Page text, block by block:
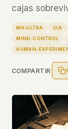
PEOPLE
Perfiles
Enviar un Informe
✕
✕External
Ad
HOW IT
This is a
you read
built. No
cajas
MK-ULTRA CIA
MIND-CONTROL
HUMAN-
COMPARTIR